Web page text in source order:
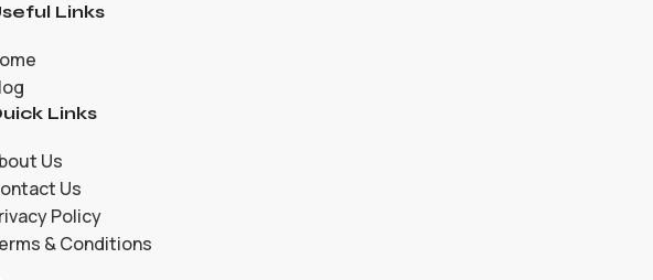
Links
Links
Us
Us
Policy
& Conditions